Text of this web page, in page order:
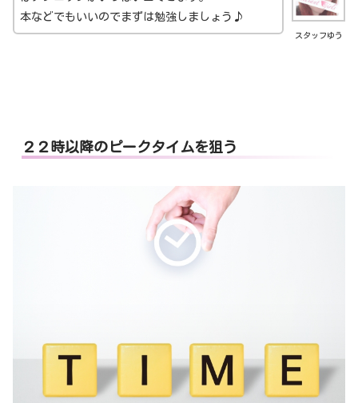
スタッフゆう
本などでもいいのでまずは勉強しましょう♪
２２時以降のピークタイムを狙う